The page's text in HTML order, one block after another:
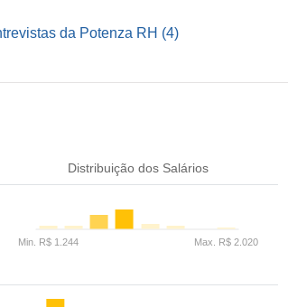
da Potenza RH (4)
Distribuição dos Salários